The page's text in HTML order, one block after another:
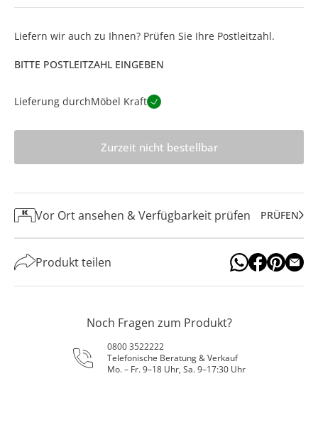
Liefern wir auch zu Ihnen? Prüfen Sie Ihre Postleitzahl.
BITTE POSTLEITZAHL EINGEBEN
Lieferung durchMöbel Kraft
Zurzeit nicht bestellbar
Vor Ort ansehen & Verfügbarkeit prüfen PRÜFEN
Produkt teilen
Noch Fragen zum Produkt?
0800 3522222
Telefonische Beratung & Verkauf
Mo. – Fr. 9–18 Uhr, Sa. 9–17:30 Uhr